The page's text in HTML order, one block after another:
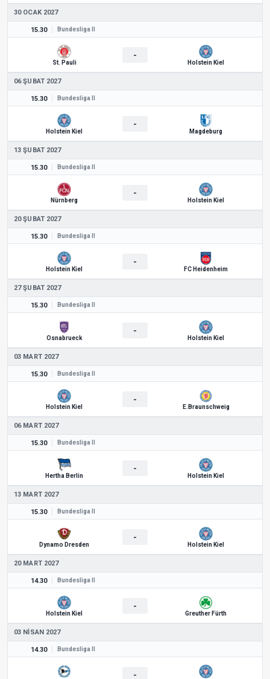
30 OCAK 2027
15.30 Bundesliga II
St. Pauli
-
Holstein Kiel
06 ŞUBAT 2027
15.30 Bundesliga II
Holstein Kiel
-
Magdeburg
13 ŞUBAT 2027
15.30 Bundesliga II
Nürnberg
-
Holstein Kiel
20 ŞUBAT 2027
15.30 Bundesliga II
Holstein Kiel
-
FC Heidenheim
27 ŞUBAT 2027
15.30 Bundesliga II
Osnabrueck
-
Holstein Kiel
03 MART 2027
15.30 Bundesliga II
Holstein Kiel
-
E.Braunschweig
06 MART 2027
15.30 Bundesliga II
Hertha Berlin
-
Holstein Kiel
13 MART 2027
15.30 Bundesliga II
Dynamo Dresden
-
Holstein Kiel
20 MART 2027
14.30 Bundesliga II
Holstein Kiel
-
Greuther Fürth
03 NISAN 2027
14.30 Bundesliga II
-